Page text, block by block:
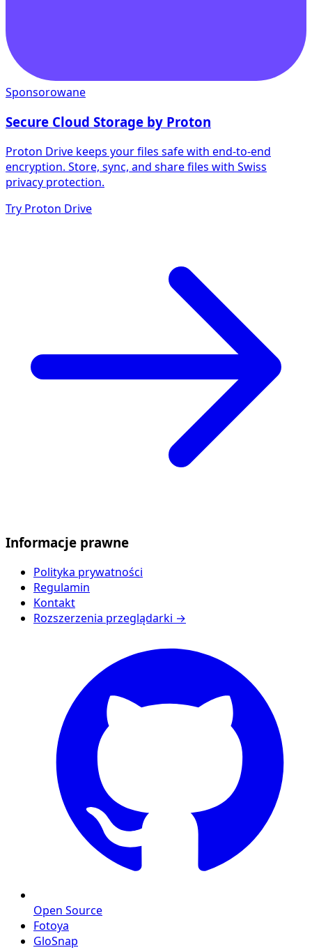
Sponsorowane
Secure Cloud Storage by Proton
Proton Drive keeps your files safe with end-to-end
encryption. Store, sync, and share files with Swiss
privacy protection.
Try Proton Drive
Informacje prawne
Polityka prywatności
Regulamin
Kontakt
Rozszerzenia przeglądarki →
Open Source
Fotoya
GloSnap